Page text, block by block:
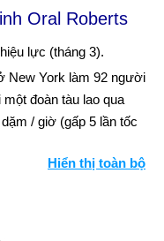
Oral Roberts
lực (tháng 3).
New York làm 92 người
đoàn tàu lao qua
/ giờ (gấp 5 lần tốc
trong lịch sử
giày nhỏ - do ông
Hiển thị toàn bộ